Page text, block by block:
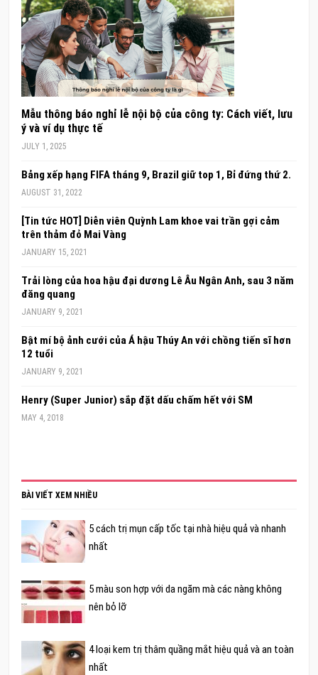
Mẫu thông báo nghỉ lễ nội bộ của công ty: Cách viết, lưu
ý và ví dụ thực tế
JULY 1, 2025
Bảng xếp hạng FIFA tháng 9, Brazil giữ top 1, Bỉ đứng thứ 2.
AUGUST 31, 2022
[Tin tức HOT] Diễn viên Quỳnh Lam khoe vai trần gợi cảm
trên thảm đỏ Mai Vàng
JANUARY 15, 2021
Trải lòng của hoa hậu đại dương Lê Âu Ngân Anh, sau 3 năm
đăng quang
JANUARY 9, 2021
Bật mí bộ ảnh cưới của Á hậu Thúy An với chồng tiến sĩ hơn
12 tuổi
JANUARY 9, 2021
Henry (Super Junior) sắp đặt dấu chấm hết với SM
MAY 4, 2018
BÀI VIẾT XEM NHIỀU
5 cách trị mụn cấp tốc tại nhà hiệu quả và nhanh
nhất
5 màu son hợp với da ngăm mà các nàng không
nên bỏ lỡ
4 loại kem trị thâm quầng mắt hiệu quả và an toàn
nhất